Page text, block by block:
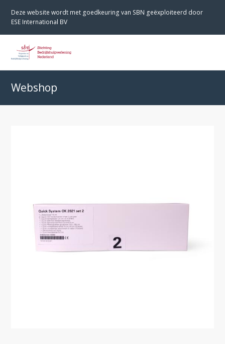
Deze website wordt met goedkeuring van SBN geëxploiteerd door
ESE International BV
Webshop